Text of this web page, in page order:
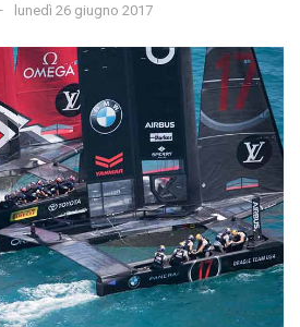
lunedì 26 giugno 2017